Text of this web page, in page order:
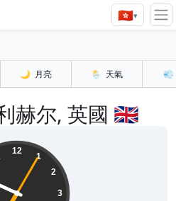
🇭🇰▾
🌙 月亮 🌦️ 天氣 💨
赫尔, 英國 🇬🇧
12
1
2
3